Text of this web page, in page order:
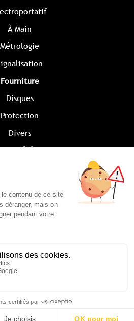
À Main
Métrologie
Fourniture
Disques
Protection
Divers
Société
contacter